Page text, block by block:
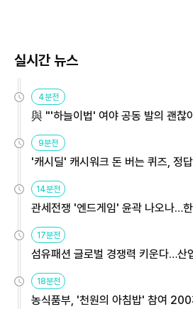
실시간 뉴스
4분전
與 "'하늘이법' 여야 공동 발의 괜찮
9분전
'캐시딜' 캐시워크 돈 버는 퀴즈, 정
14분전
관세전쟁 '엔드게임' 윤곽 나오나…
17분전
섬유패션 글로벌 경쟁력 키운다…
18분전
농식품부, '천원의 아침밥' 참여 200